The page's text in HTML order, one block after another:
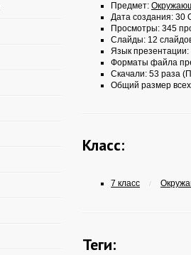
Предмет:
Дата создания: 30
Просмотры: 345
Слайды: 12
Язык презентации:
Форматы файла
Скачали: 53 раза
Общий размер
Класс:
7 класс /
Теги: